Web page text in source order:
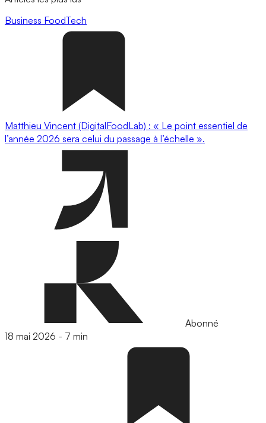
Business FoodTech
Matthieu Vincent (DigitalFoodLab) : « Le point essentiel de
l’année 2026 sera celui du passage à l’échelle ».
Abonné
18 mai 2026 - 7 min